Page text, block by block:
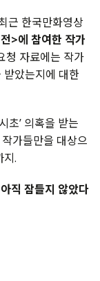
근 한국만화영상
>에 참여한 작가
청 자료에는 작가
받았는지에 대한
초’ 의혹을 받는
가들만을 대상으
지.
직 잠들지 않았다